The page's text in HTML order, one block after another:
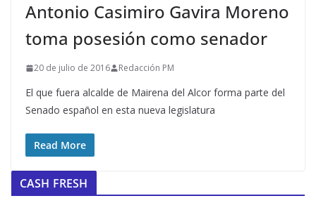
Antonio Casimiro Gavira Moreno
toma posesión como senador
20 de julio de 2016 Redacción PM
El que fuera alcalde de Mairena del Alcor forma parte del
Senado español en esta nueva legislatura
Read More
CASH FRESH